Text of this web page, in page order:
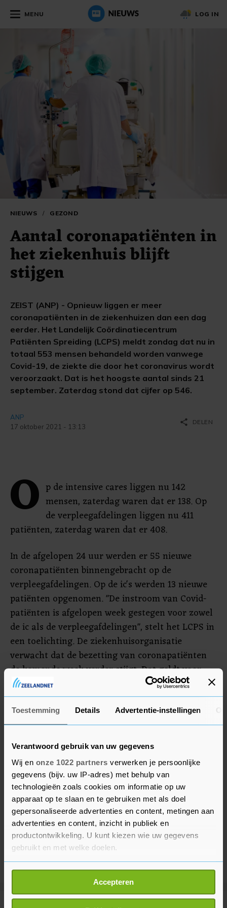
Toestemming Details Advertentie-instellingen
Verantwoord gebruik van uw gegevens
Wij en onze 1022 partners verwerken je persoonlijke
gegevens (bijv. uw IP-adres) met behulp van
technologieën zoals cookies om informatie op uw
apparaat op te slaan en te gebruiken met als doel
gepersonaliseerde advertenties en content, metingen aan
advertenties en content, inzicht in publiek en
productontwikkeling. U kunt kiezen wie uw gegevens
gebruikt en met welke doelen.
Als u het toestaat, willen we ook graag:
Informatie verzamelen over uw geografische
locatie, die tot een paar meter nauwkeurig kan zijn
Accepteren
MENU LOG IN
NIEUWS / GEZOND
Aantal coronapatiënten in
het ziekenhuis blijft
stijgen
ZEIST (ANP) - Opnieuw liggen er meer
coronapatiënten in de ziekenhuizen dan een dag
eerder. Het Landelijk Coördinatiecentrum
Patiënten Spreiding (LCPS) meldt zondag dat nu in
totaal 553 mensen behandeld worden vanwege
Covid-19, de ziekte die door het coronavirus wordt
veroorzaakt. Dat is het hoogste aantal sinds 21
september. Zaterdag stond dat cijfer op 546.
ANP
17 oktober 2021 - 13:13
share DELEN
O p de intensive cares liggen nu 142
mensen, zaterdag waren dat er 138. Op
de verpleegafdelingen liggen nu 411
patiënten, zaterdag waren dat er 408.
In de afgelopen 24 uur werden er 55 nieuwe
coronapatiënten binnengebracht op de
verpleegafdelingen. Op de ic's werden 13 nieuwe
patiënten opgenomen. "De instroom van Covid-
patiënten is afgelopen week gestegen voor zowel
de ic als de verpleegafdelingen", stelt het LCPS in
een toelichting. De ziekenhuisorganisatie
verwacht dat de bezetting van coronapatiënten
de komende week verder stijgt. Dat geldt voor
zowel de ic als de verpleegafdelingen.